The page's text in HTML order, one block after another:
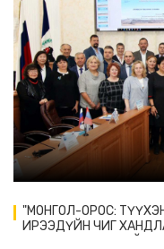
"МОНГОЛ-ОРОС:
ИРЭЭДҮЙН ЧИГ